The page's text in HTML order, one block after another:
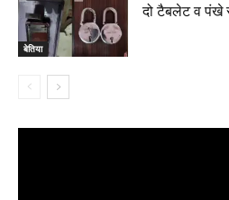
बेतिया
दो टैबलेट व पंखे